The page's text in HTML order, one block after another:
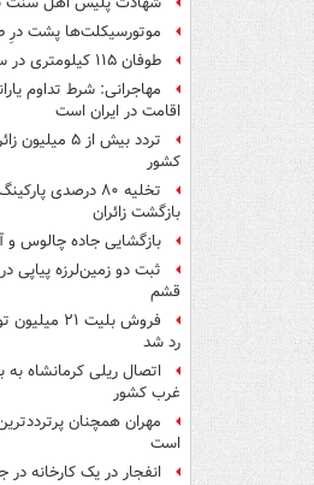
موتورسیکلت‌ها پشت درِ
طوفان ۱۱۵ کیلومتری در سیستان
مهاجرانی: شرط تداوم
اقامت در ایران است
تردد بیش از ۵
کشور
تخلیه ۸۰ درصدی
بازگشت زائران
بازگشایی جاده چالوس و
ثبت دو زمین‌لرزه پیاپی
قشم
فروش بلیت
رد شد
اتصال ریلی کرمانشاه به
غرب کشور
مهران همچنان
است
انفجار در یک کارخانه در